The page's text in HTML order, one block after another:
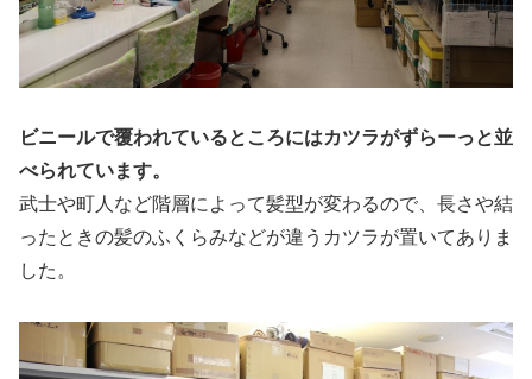
ビニールで覆われているところにはカツラがずらーっと並
べられています。
武士や町人など階層によって髪型が変わるので、長さや結
ったときの髪のふくらみなどが違うカツラが置いてありま
した。